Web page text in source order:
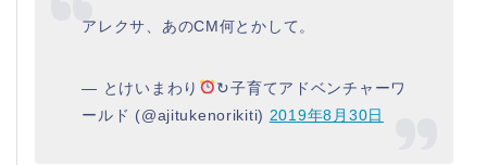
アレクサ、あのCM何とかして。
— とけいまわり
↻子育てアドベンチャーワ
ールド (@ajitukenorikiti) 2019年8月30日